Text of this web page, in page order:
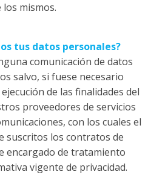
mismos.
tus datos personales?
comunicación de datos
salvo, si fuese necesario
de las finalidades del
proveedores de servicios
con los cuales el
suscritos los contratos de
encargado de tratamiento
vigente de privacidad.